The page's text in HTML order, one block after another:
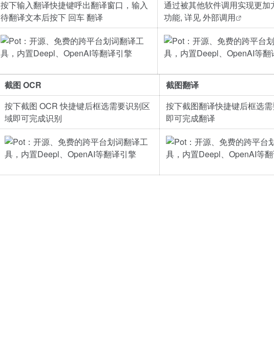
按下输入翻译快捷键呼出翻译窗口，输入
待翻译文本后按下 回车 翻译
通过被其他软件调用实现更加
功能, 详见外部调用
截图 OCR
截图翻译
按下截图 OCR 快捷键后框选需要识别区
域即可完成识别
按下截图翻译快捷键后框选
即可完成翻译